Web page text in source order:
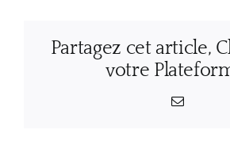
Partagez cet article,
votre
Email